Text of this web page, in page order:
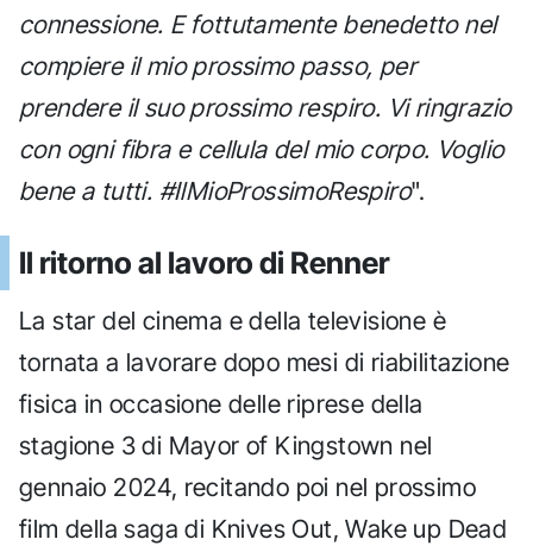
connessione. E fottutamente benedetto nel
compiere il mio prossimo passo, per
prendere il suo prossimo respiro. Vi ringrazio
con ogni fibra e cellula del mio corpo. Voglio
bene a tutti. #IlMioProssimoRespiro".
Il ritorno al lavoro di Renner
La star del cinema e della televisione è
tornata a lavorare dopo mesi di riabilitazione
fisica in occasione delle riprese della
stagione 3 di Mayor of Kingstown nel
gennaio 2024, recitando poi nel prossimo
film della saga di Knives Out, Wake up Dead